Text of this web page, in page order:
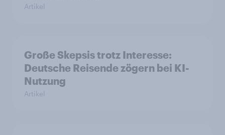
Artikel
Große Skepsis trotz Interesse:
Deutsche Reisende zögern bei KI-
Nutzung
Artikel